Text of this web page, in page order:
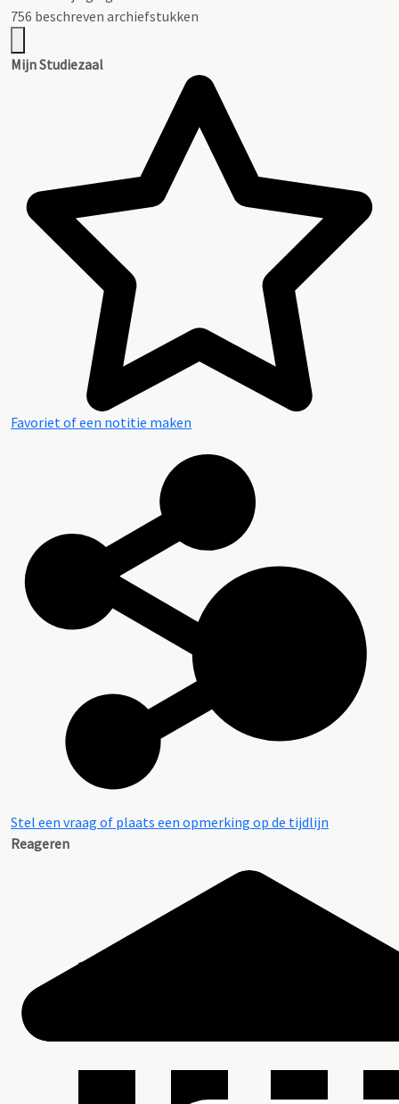
756 beschreven archiefstukken
Mijn Studiezaal
Favoriet of een notitie maken
Stel een vraag of plaats een opmerking op de tijdlijn
Reageren